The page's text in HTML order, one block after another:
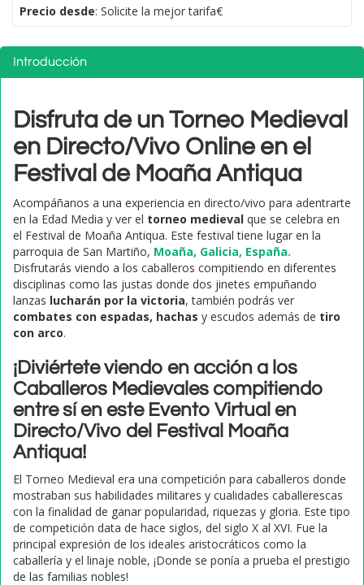
Precio desde: Solicite la mejor tarifa€
Introducción
Disfruta de un Torneo Medieval
en Directo/Vivo Online en el
Festival de Moaña Antiqua
Acompáñanos a una experiencia en directo/vivo para adentrarte
en la Edad Media y ver el torneo medieval que se celebra en
el Festival de Moaña Antiqua. Este festival tiene lugar en la
parroquia de San Martiño, Moaña, Galicia, España.
Disfrutarás viendo a los caballeros compitiendo en diferentes
disciplinas como las justas donde dos jinetes empuñando
lanzas lucharán por la victoria, también podrás ver
combates con espadas, hachas y escudos además de tiro
con arco.
¡Diviértete viendo en acción a los
Caballeros Medievales compitiendo
entre sí en este Evento Virtual en
Directo/Vivo del Festival Moaña
Antiqua!
El Torneo Medieval era una competición para caballeros donde
mostraban sus habilidades militares y cualidades caballerescas
con la finalidad de ganar popularidad, riquezas y gloria. Este tipo
de competición data de hace siglos, del siglo X al XVI. Fue la
principal expresión de los ideales aristocráticos como la
caballería y el linaje noble, ¡Donde se ponía a prueba el prestigio
de las familias nobles!